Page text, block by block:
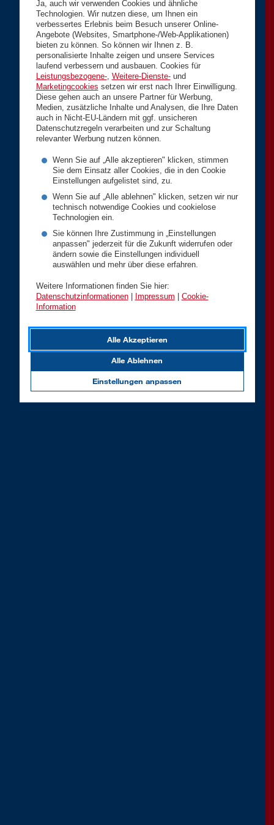
Ja, auch wir verwenden Cookies und ähnliche
Technologien. Wir nutzen diese, um Ihnen ein
verbessertes Erlebnis beim Besuch unserer Online-
Angebote (Websites, Smartphone-/Web-Applikationen)
bieten zu können. So können wir Ihnen z. B.
personalisierte Inhalte zeigen und unsere Services
laufend verbessern und ausbauen. Cookies für
Leistungsbezogene-, Weitere-Dienste-und
Marketingcookies setzen wir erst nach Ihrer Einwilligung.
Diese gehen auch an unsere Partner für Werbung,
Medien, zusätzliche Inhalte und Analysen, die Ihre Daten
auch in Nicht-EU-Ländern mit ggf. unsicheren
Datenschutzregeln verarbeiten und zur Schaltung
relevanter Werbung nutzen können.
Wenn Sie auf „Alle akzeptieren" klicken, stimmen
Sie dem Einsatz aller Cookies, die in den Cookie
Einstellungen aufgelistet sind, zu.
Wenn Sie auf „Alle ablehnen" klicken, setzen wir nur
technisch notwendige Cookies und cookielose
Technologien ein.
Sie können Ihre Zustimmung in „Einstellungen
anpassen" jederzeit für die Zukunft widerrufen oder
ändern sowie die Einstellungen individuell
auswählen und mehr über diese erfahren.
Weitere Informationen finden Sie hier:
Datenschutzinformationen| Impressum
Cookie-
Information
Einstellungen anpassen
Alle Ablehnen
Alle Akzeptieren